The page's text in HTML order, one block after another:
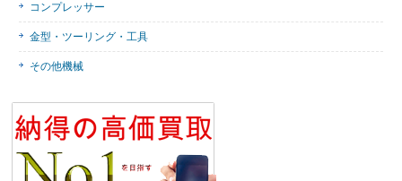
コンプレッサー
金型・ツーリング・工具
その他機械